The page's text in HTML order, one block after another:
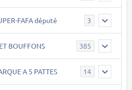
FAFA député 3
BOUFFONS 385
A 5 PATTES 14